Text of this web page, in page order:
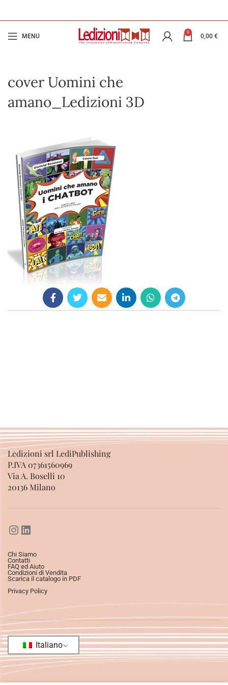
MENU
0
0,00 €
cover Uomini che
amano_Ledizioni 3D
Ledizioni srl LediPublishing
P.IVA 07361560969
Via A. Boselli 10
20136 Milano
Chi Siamo
Contatti
FAQ ed Aiuto
Condizioni di Vendita
Scarica il catalogo in PDF
Privacy Policy
Italiano